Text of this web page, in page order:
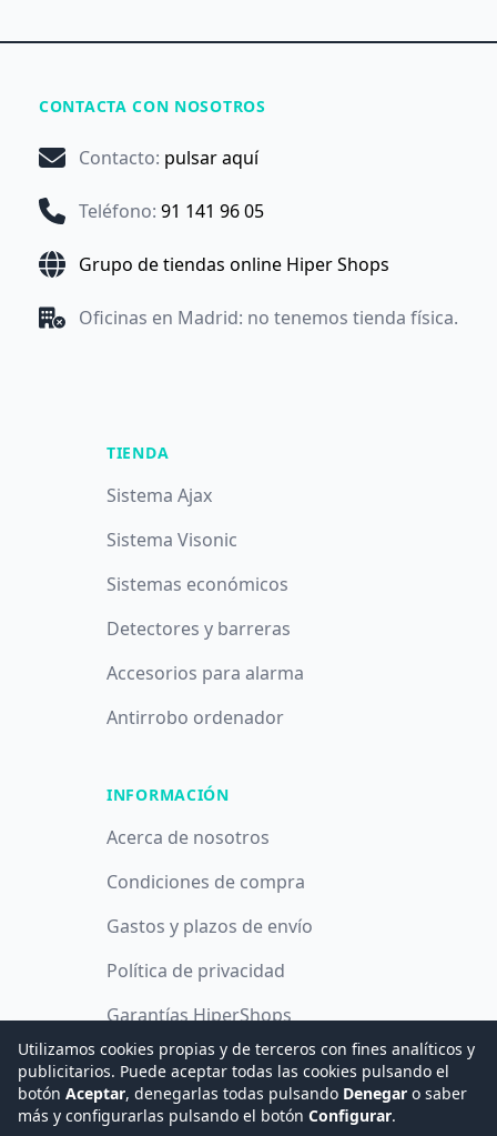
CONTACTA CON NOSOTROS
Contacto: pulsar aquí
Teléfono: 91 141 96 05
Grupo de tiendas online Hiper Shops
Oficinas en Madrid: no tenemos tienda física.
TIENDA
Sistema Ajax
Sistema Visonic
Sistemas económicos
Detectores y barreras
Accesorios para alarma
Antirrobo ordenador
INFORMACIÓN
Acerca de nosotros
Condiciones de compra
Gastos y plazos de envío
Política de privacidad
Garantías HiperShops
Política de cookies
Utilizamos cookies propias y de terceros con fines analíticos y
publicitarios. Puede aceptar todas las cookies pulsando el
botón Aceptar, denegarlas todas pulsando Denegar o saber
más y configurarlas pulsando el botón Configurar.